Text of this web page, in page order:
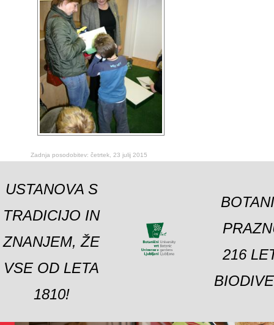
Zadnja posodobitev: četrtek, 23 julij 2015
USTANOVA S
TRADICIJO IN
ZNANJEM, ŽE
VSE OD LETA
1810!
216